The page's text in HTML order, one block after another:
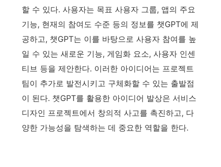
할 수 있다. 사용자는 목표 사용자 그룹, 앱의 주요
기능, 현재의 참여도 수준 등의 정보를 챗GPT에 제
공하고, 챗GPT는 이를 바탕으로 사용자 참여를 높
일 수 있는 새로운 기능, 게임화 요소, 사용자 인센
티브 등을 제안한다. 이러한 아이디어는 프로젝트
팀이 추가로 발전시키고 구체화할 수 있는 출발점
이 된다. 챗GPT를 활용한 아이디어 발상은 서비스
디자인 프로젝트에서 창의적 사고를 촉진하고, 다
양한 가능성을 탐색하는 데 중요한 역할을 한다.